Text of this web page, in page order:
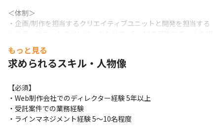
＜体制＞
・企画/制作を担当するクリエイティブユニットと開発を担当する
＜業務の進め方＞
Slackを用いています
・Googleドキュメントを用いて情報共有を行っています
＜実績＞
・大手生活用品メーカー様が運営するメディアのリニューアル/運
もっと見る
求められるスキル・人物像
【必須】
・Web制作会社でのディレクター経験 5年以上
・受託案件での業務経験
・ラインマネジメント経験 5～10名程度